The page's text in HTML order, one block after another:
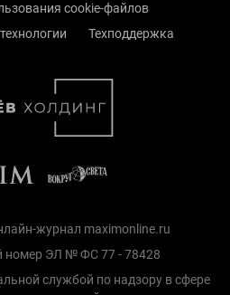
cookie-файлов
Техподдержка
журнал maximonline.ru
номер ЭЛ № ФС 77 - 78428
службой по надзору в сфере